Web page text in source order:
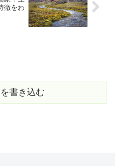
徴をわ
書き込む